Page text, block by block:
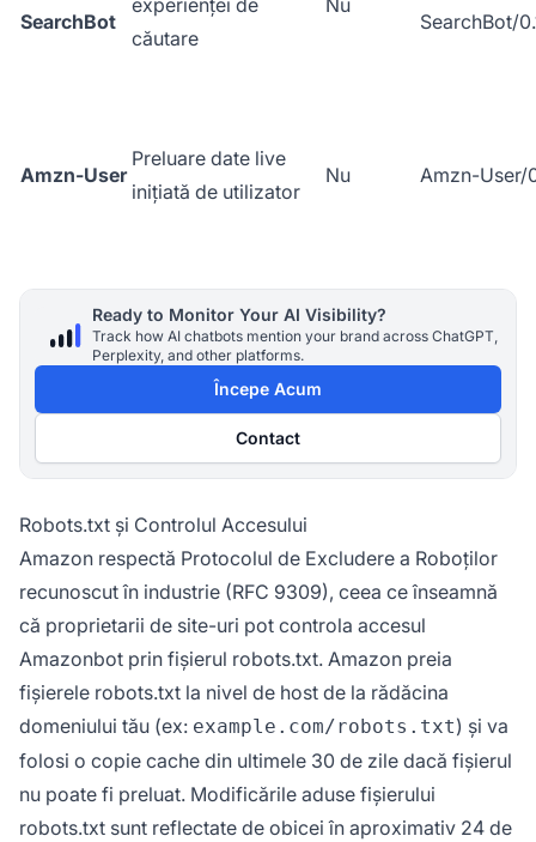
SearchBot
experienței de
căutare
Nu
SearchBot/
Amzn-User
Preluare date live
inițiată de utilizator
Nu Amzn-User/
Ready to Monitor Your AI Visibility?
Track how AI chatbots mention your brand across ChatGPT,
Perplexity, and other platforms.
Începe Acum
Contact
Robots.txt și Controlul Accesului
Amazon respectă Protocolul de Excludere a Roboților
recunoscut în industrie (RFC 9309), ceea ce înseamnă
că proprietarii de site-uri pot controla accesul
Amazonbot prin fișierul robots.txt. Amazon preia
fișierele robots.txt la nivel de host de la rădăcina
domeniului tău (ex: example.com/robots.txt) și va
folosi o copie cache din ultimele 30 de zile dacă fișierul
nu poate fi preluat. Modificările aduse fișierului
robots.txt sunt reflectate de obicei în aproximativ 24 de